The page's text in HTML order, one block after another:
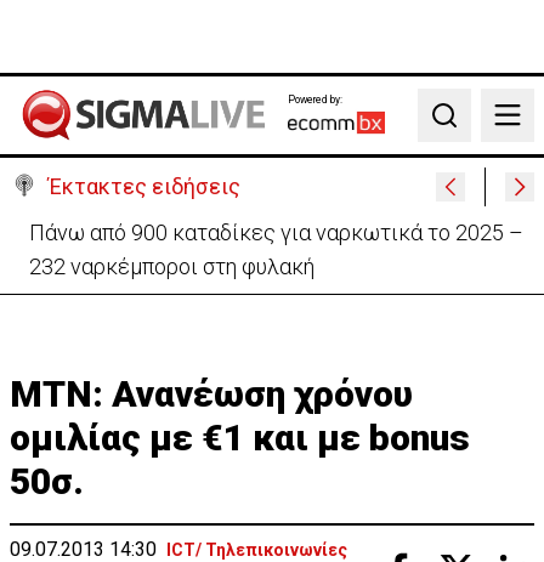
Powered by:
Search
Έκτακτες ειδήσεις
Θέλει να ξαναζωντανέψει την «Corner» o
Προύντζος - «Πληγώνει τις αναμνήσεις»
ΜΤΝ: Ανανέωση χρόνου
ομιλίας με €1 και με bonus
50σ.
09.07.2013 14:30 ICT/ Τηλεπικοινωνίες